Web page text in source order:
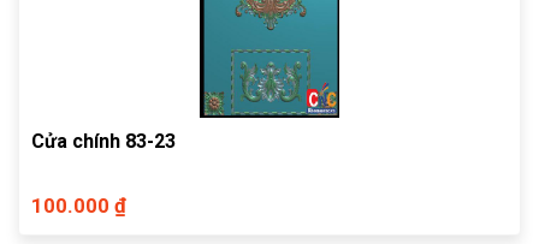
Cửa chính 83-23
100.000 ₫